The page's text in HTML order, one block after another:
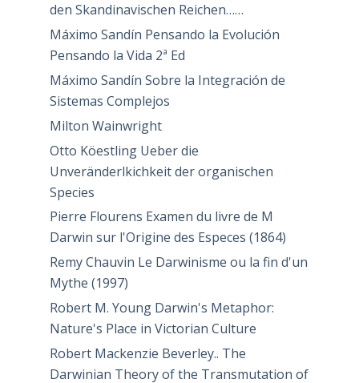
den Skandinavischen Reichen……
Máximo Sandín Pensando la Evolución
Pensando la Vida 2ª Ed
Máximo Sandín Sobre la Integración de
Sistemas Complejos
Milton Wainwright
Otto Köestling Ueber die
Unveränderlkichkeit der organischen
Species
Pierre Flourens Examen du livre de M
Darwin sur l'Origine des Especes (1864)
Remy Chauvin Le Darwinisme ou la fin d'un
Mythe (1997)
Robert M. Young Darwin's Metaphor:
Nature's Place in Victorian Culture
Robert Mackenzie Beverley.. The
Darwinian Theory of the Transmutation of